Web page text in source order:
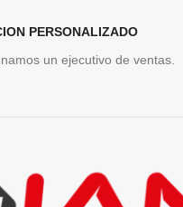
PERSONALIZADO
un ejecutivo de ventas.